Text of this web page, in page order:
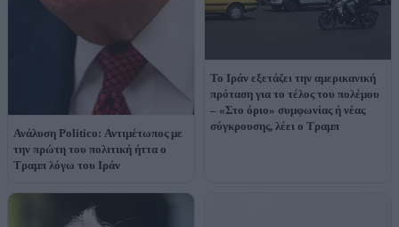
Ανάλυση Politico: Αντιμέτωπος με
την πρώτη του πολιτική ήττα ο
Τραμπ λόγω του Ιράν
Το Ιράν εξετάζει την αμερικανική
πρόταση για το τέλος του πολέμου
– «Στο όριο» συμφωνίας ή νέας
σύγκρουσης, λέει ο Τραμπ